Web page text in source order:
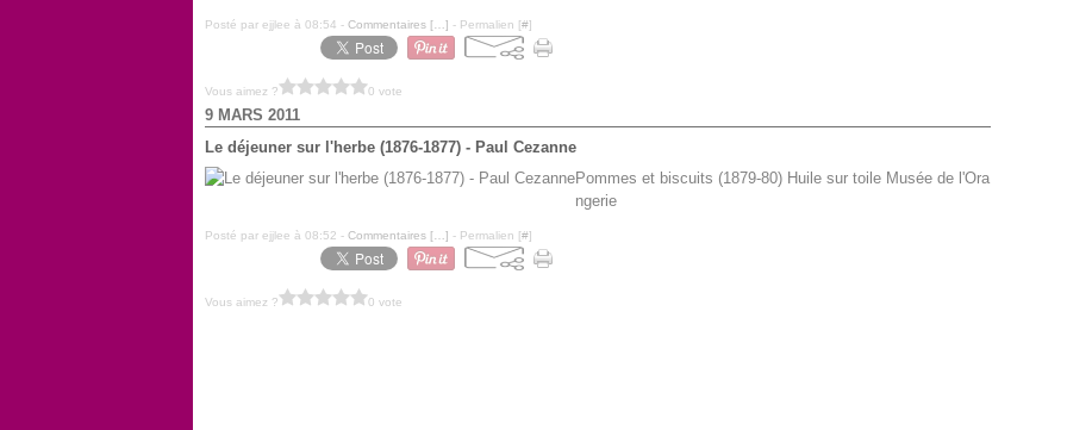
Posté par ejjlee à 08:54 - Commentaires [ ] - Permalien [#]
Vous aimez ? 0 vote
9 MARS 2011
Le déjeuner sur l'herbe (1876-1877) - Paul Cezanne
Pommes et biscuits (1879-80) Huile sur toile Musée de l'Ora
ngerie
Posté par ejjlee à 08:52 - Commentaires [ ] - Permalien [#]
Vous aimez ? 0 vote